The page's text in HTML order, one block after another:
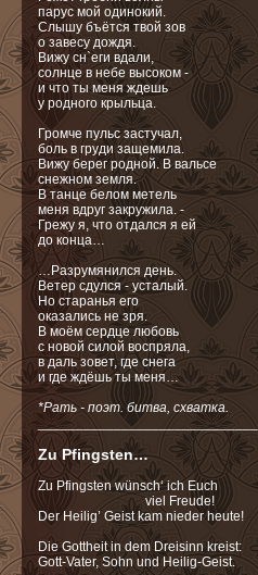
парус мой одинокий.
Слышу бъётся твой зов
о завесу дождя.
Вижу сн`еги вдали,
солнце в небе высоком -
и что ты меня ждешь
у родного крыльца.
Громче пульс застучал,
боль в груди защемила.
Вижу берег родной. В вальсе
снежном земля.
В танце белом метель
меня вдруг закружила. -
Грежу я, что отдался я ей
до конца…
…Разрумянился день.
Ветер сдулся - усталый.
Но старанья его
оказались не зря.
В моём сердце любовь
с новой силой воспряла,
в даль зовет, где снега
и где ждёшь ты меня…
*Рать - поэт. битва, схватка.
_____________________________
Zu Pfingsten…
Zu Pfingsten wünsch‘ ich Euch
viel Freude!
Der Heilig’ Geist kam nieder heute!
Die Gottheit in dem Dreisinn kreist:
Gott-Vater, Sohn und Heilig-Geist.